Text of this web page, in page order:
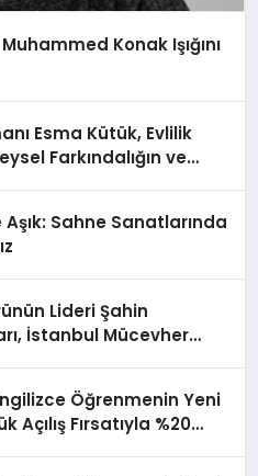
Muhammed Konak Işığını
Esma Kütük, Evlilik
Farkındalığın ve
Aşık: Sahne Sanatlarında
Lideri Şahin
İstanbul Mücevher
Öğrenmenin Yeni
Açılış Fırsatıyla %20